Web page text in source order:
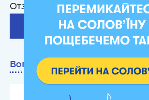
Отзывы на Скетчбуки 38
Оставить отзыв
Вопросы про продукт